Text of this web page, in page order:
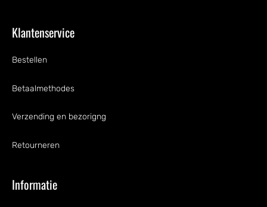
Klantenservice
Bestellen
Betaalmethodes
Verzending en bezorigng
Retourneren
Informatie